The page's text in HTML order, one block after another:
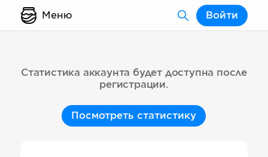
Меню Войти
Статистика аккаунта будет доступна после
регистрации.
Посмотреть статистику